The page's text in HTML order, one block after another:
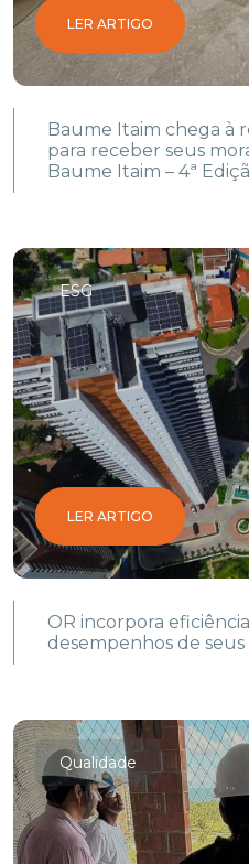
LER ARTIGO
Baume Itaim chega à
para receber seus
Baume Itaim – 4ª
ESG
LER ARTIGO
OR incorpora
desempenhos de
Qualidade